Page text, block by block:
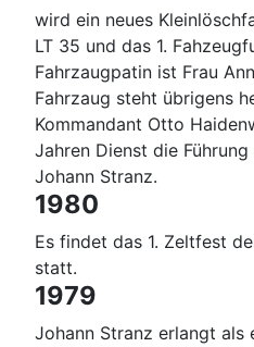
wird ein neues
LT 35 und das 1.
Fahrzaugpatin ist Frau
Fahrzaug steht übrigens
Kommandant Otto
Jahren Dienst die
Johann Stranz.
1980
Es findet das 1. Zeltfest
statt.
1979
Johann Stranz erlangt als